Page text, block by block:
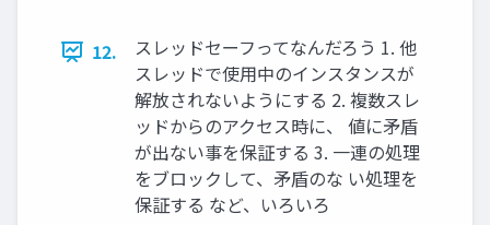
12.
スレッドセーフってなんだろう 1. 他
スレッドで使⽤中のインスタンスが
解放されないようにする 2. 複数スレ
ッドからのアクセス時に、 値に⽭盾
が出ない事を保証する 3. ⼀連の処理
をブロックして、⽭盾のな い処理を
保証する など、いろいろ